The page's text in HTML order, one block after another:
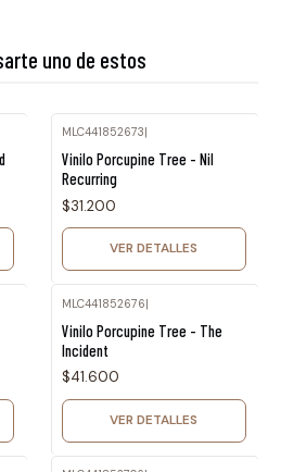
uno de estos
MLC441852673|
Vinilo Porcupine Tree - Nil
Recurring
$31.200
VER DETALLES
MLC441852676|
Vinilo Porcupine Tree - The
Incident
$41.600
VER DETALLES